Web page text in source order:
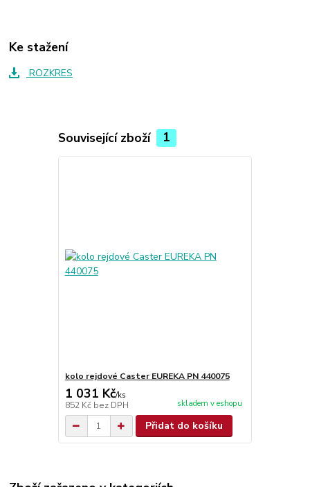
Ke stažení
ROZKRES
Související zboží 1
kolo rejdové Caster EUREKA PN 440075
1 031 Kč/ks
852 Kč bez DPH skladem v eshopu
Přidat do košíku